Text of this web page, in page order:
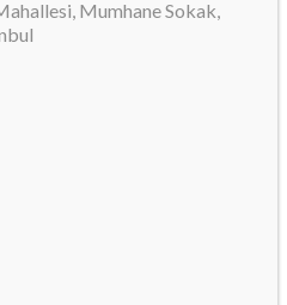
Mumhane Sokak,